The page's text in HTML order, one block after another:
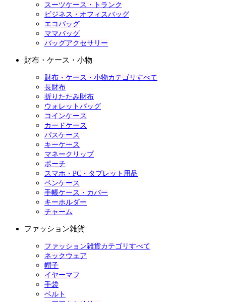
スーツケース・トランク
ビジネス・オフィスバッグ
エコバッグ
ママバッグ
バッグアクセサリー
財布・ケース・小物
財布・ケース・小物カテゴリすべて
長財布
折りたたみ財布
ウォレットバッグ
コインケース
カードケース
パスケース
キーケース
マネークリップ
ポーチ
スマホ・PC・タブレット用品
ペンケース
手帳ケース・カバー
キーホルダー
チャーム
ファッション雑貨
ファッション雑貨カテゴリすべて
ネックウェア
帽子
イヤーマフ
手袋
ベルト